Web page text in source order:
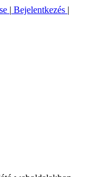
| Bejelentkezés |